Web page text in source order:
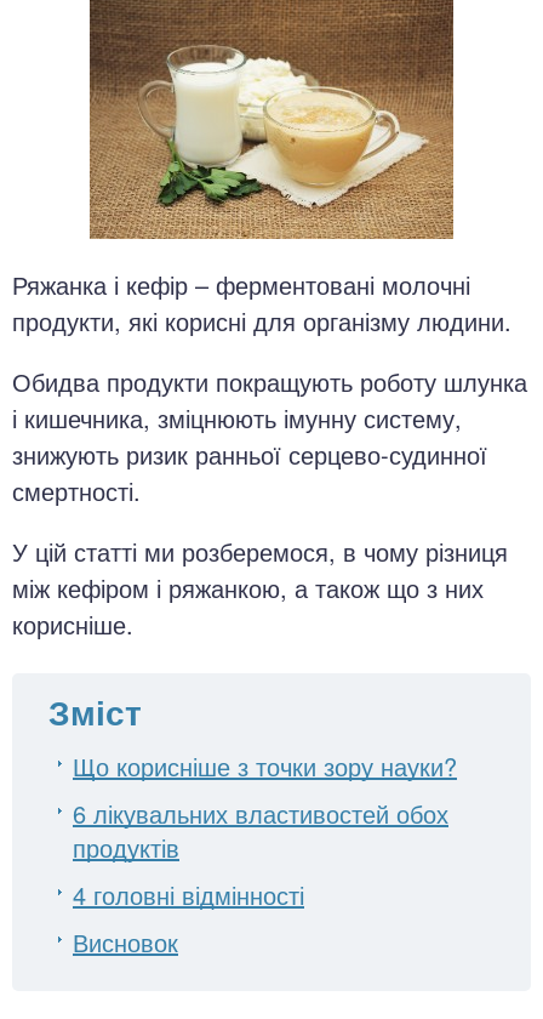
Ряжанка і кефір – ферментовані молочні
продукти, які корисні для організму людини.
Обидва продукти покращують роботу шлунка
і кишечника, зміцнюють імунну систему,
знижують ризик ранньої серцево-судинної
смертності.
У цій статті ми розберемося, в чому різниця
між кефіром і ряжанкою, а також що з них
корисніше.
Зміст
Що корисніше з точки зору науки?
6 лікувальних властивостей обох
продуктів
4 головні відмінності
Висновок